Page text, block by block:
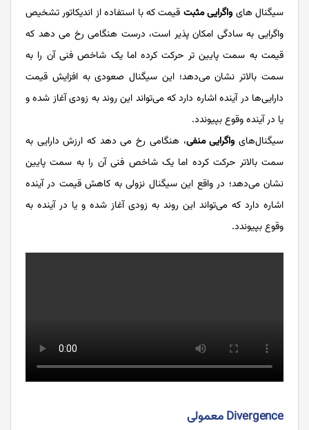
سیگنال‌ های واگرایی مثبت قیمت که با استفاده از اندیکاتور تشخیص
واگرایی به سادگی امکان ‌پذیر است، درست هنگامی رخ می ‌دهد که
قیمت به سمت پایین ‌تر حرکت کرده اما یک شاخص فنی آن را به
سمت بالاتر نشان می‌دهد؛ این سیگنال صعودی به افزایش قیمت
دارایی‌ها در آینده اشاره دارد که می‌تواند این روند به ‌زودی آغاز شده و
یا در آینده‌ وقوع بپیوندد.
سیگنال‌های واگرایی منفی، هنگامی رخ می ‌دهد که ارزش دارایی به
سمت بالاتر حرکت کرده اما یک شاخص فنی آن را به سمت پایین
نشان می‌دهد؛ در واقع این سیگنال نزولی به کاهش قیمت در آینده
اشاره دارد که می‌تواند این روند به ‌زودی آغاز شده و یا در آینده‌ به
وقوع بپیوندد.
Divergence معمولی